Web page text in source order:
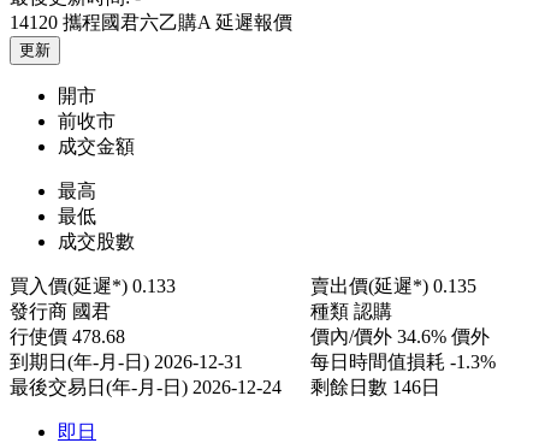
14120 攜程國君六乙購A 延遲報價
更新
開市
前收市
成交金額
最高
最低
成交股數
買入價(延遲*) 0.133 賣出價(延遲*) 0.135
發行商 國君 種類 認購
行使價 478.68 價內/價外 34.6% 價外
到期日(年-月-日) 2026-12-31 每日時間值損耗 -1.3%
最後交易日(年-月-日) 2026-12-24 剩餘日數 146日
即日